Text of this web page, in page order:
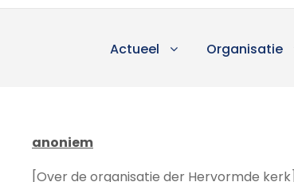
Actueel Organisatie
anoniem
[Over de organisatie der Hervormde kerk]